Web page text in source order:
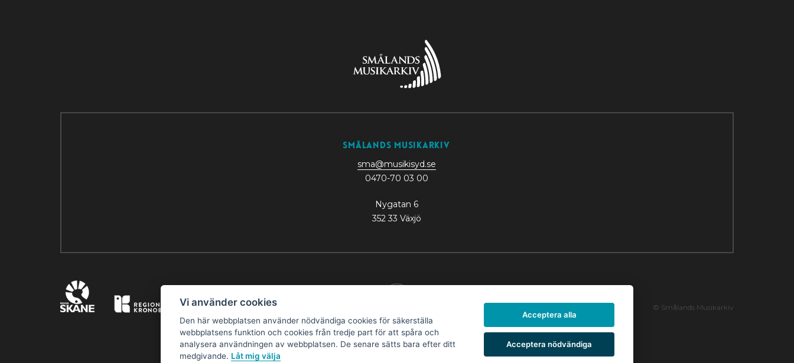
Smålands Musikarkiv
sma@musikisyd.se
0470-70 03 00
Nygatan 6
352 33 Växjö
© Smålands Musikarkiv
Hantera cookies
Läs om cookies och personuppgifter
Vi använder cookies
Den här webbplatsen använder nödvändiga cookies för säkerställa
webbplatsens funktion och cookies från tredje part för att spåra och
analysera användningen av webbplatsen. De senare sätts bara efter ditt
medgivande. Låt mig välja
Acceptera alla
Acceptera nödvändiga